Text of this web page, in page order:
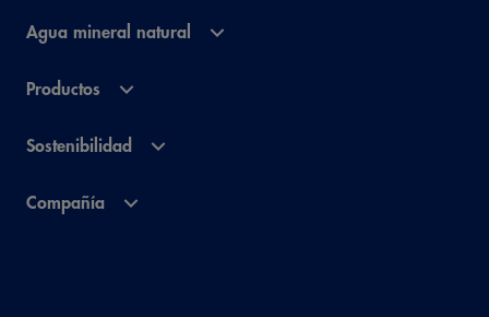
Agua mineral natural
Productos
Sostenibilidad
Compañía